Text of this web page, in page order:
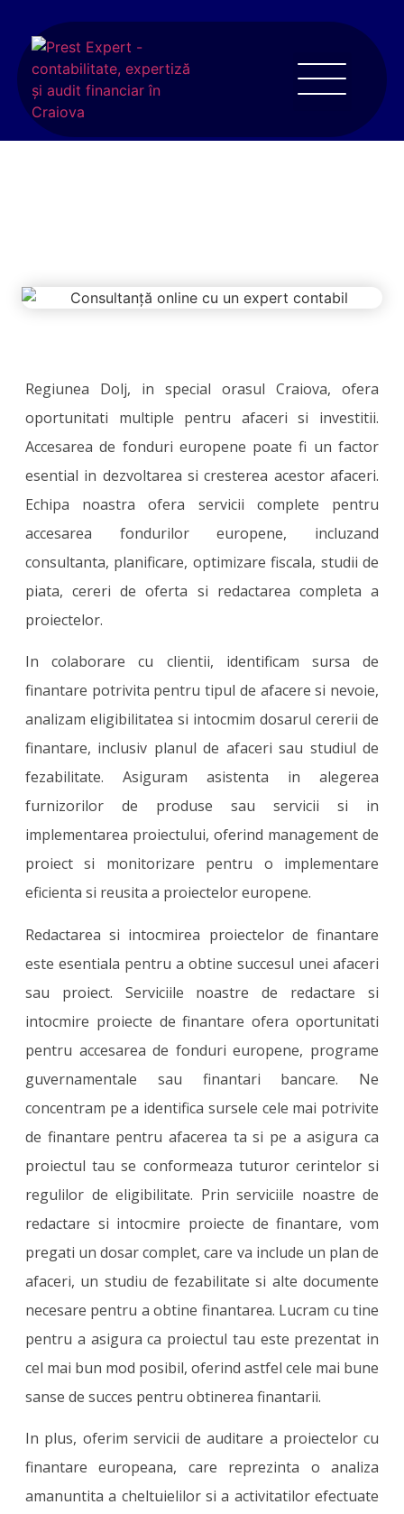
Regiunea Dolj, in special orasul Craiova, ofera
oportunitati multiple pentru afaceri si investitii.
Accesarea de fonduri europene poate fi un factor
esential in dezvoltarea si cresterea acestor afaceri.
Echipa noastra ofera servicii complete pentru
accesarea fondurilor europene, incluzand
consultanta, planificare, optimizare fiscala, studii de
piata, cereri de oferta si redactarea completa a
proiectelor.
In colaborare cu clientii, identificam sursa de
finantare potrivita pentru tipul de afacere si nevoie,
analizam eligibilitatea si intocmim dosarul cererii de
finantare, inclusiv planul de afaceri sau studiul de
fezabilitate. Asiguram asistenta in alegerea
furnizorilor de produse sau servicii si in
implementarea proiectului, oferind management de
proiect si monitorizare pentru o implementare
eficienta si reusita a proiectelor europene.
Redactarea si intocmirea proiectelor de finantare
este esentiala pentru a obtine succesul unei afaceri
sau proiect. Serviciile noastre de redactare si
intocmire proiecte de finantare ofera oportunitati
pentru accesarea de fonduri europene, programe
guvernamentale sau finantari bancare. Ne
concentram pe a identifica sursele cele mai potrivite
de finantare pentru afacerea ta si pe a asigura ca
proiectul tau se conformeaza tuturor cerintelor si
regulilor de eligibilitate. Prin serviciile noastre de
redactare si intocmire proiecte de finantare, vom
pregati un dosar complet, care va include un plan de
afaceri, un studiu de fezabilitate si alte documente
necesare pentru a obtine finantarea. Lucram cu tine
pentru a asigura ca proiectul tau este prezentat in
cel mai bun mod posibil, oferind astfel cele mai bune
sanse de succes pentru obtinerea finantarii.
In plus, oferim servicii de auditare a proiectelor cu
finantare europeana, care reprezinta o analiza
amanuntita a cheltuielilor si a activitatilor efectuate